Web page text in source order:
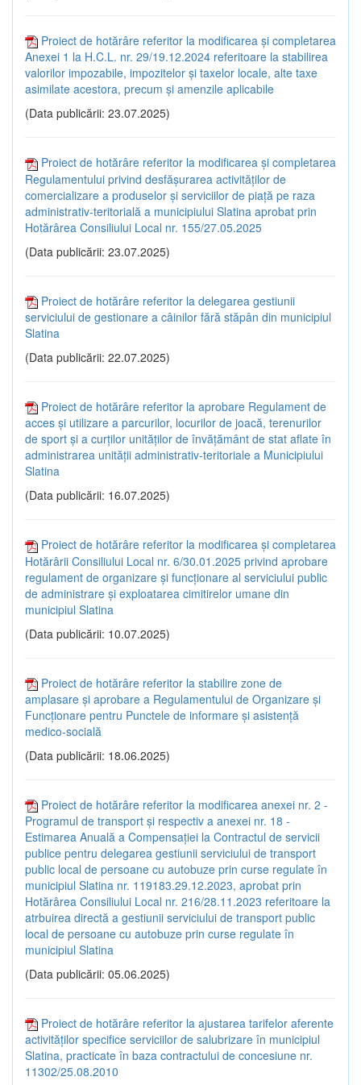
Proiect de hotărâre referitor la modificarea și completarea
Anexei 1 la H.C.L. nr. 29/19.12.2024 referitoare la stabilirea
valorilor impozabile, impozitelor și taxelor locale, alte taxe
asimilate acestora, precum și amenzile aplicabile
(Data publicării: 23.07.2025)
Proiect de hotărâre referitor la modificarea și completarea
Regulamentului privind desfășurarea activităților de
comercializare a produselor și serviciilor de piață pe raza
administrativ-teritorială a municipiului Slatina aprobat prin
Hotărârea Consiliului Local nr. 155/27.05.2025
(Data publicării: 23.07.2025)
Proiect de hotărâre referitor la delegarea gestiunii
serviciului de gestionare a câinilor fără stăpân din municipiul
Slatina
(Data publicării: 22.07.2025)
Proiect de hotărâre referitor la aprobare Regulament de
acces și utilizare a parcurilor, locurilor de joacă, terenurilor
de sport și a curților unităților de învățământ de stat aflate în
administrarea unității administrativ-teritoriale a Municipiului
Slatina
(Data publicării: 16.07.2025)
Proiect de hotărâre referitor la modificarea și completarea
Hotărârii Consiliului Local nr. 6/30.01.2025 privind aprobare
regulament de organizare și funcționare al serviciului public
de administrare și exploatarea cimitirelor umane din
municipiul Slatina
(Data publicării: 10.07.2025)
Proiect de hotărâre referitor la stabilire zone de
amplasare și aprobare a Regulamentului de Organizare și
Funcționare pentru Punctele de informare și asistență
medico-socială
(Data publicării: 18.06.2025)
Proiect de hotărâre referitor la modificarea anexei nr. 2 -
Programul de transport și respectiv a anexei nr. 18 -
Estimarea Anuală a Compensației la Contractul de servicii
publice pentru delegarea gestiunii serviciului de transport
public local de persoane cu autobuze prin curse regulate în
municipiul Slatina nr. 119183.29.12.2023, aprobat prin
Hotărârea Consiliului Local nr. 216/28.11.2023 referitoare la
atrbuirea directă a gestiunii serviciului de transport public
local de persoane cu autobuze prin curse regulate în
municipiul Slatina
(Data publicării: 05.06.2025)
Proiect de hotărâre referitor la ajustarea tarifelor aferente
activităților specifice serviciilor de salubrizare în municipiul
Slatina, practicate în baza contractului de concesiune nr.
11302/25.08.2010